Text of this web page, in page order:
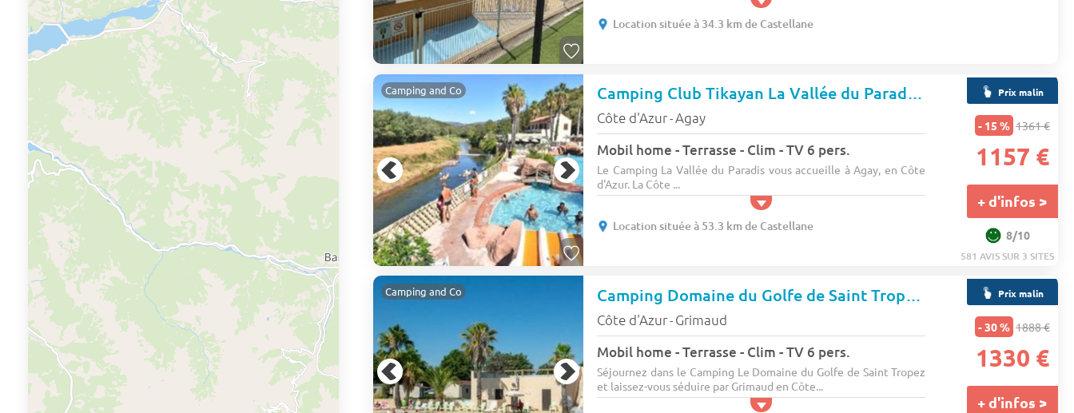
Location située à 34.3 km de Castellane
Camping and Co Camping Club Tikayan La Vallée du Paradis
Côte d'Azur-Agay
Mobil home - Terrasse - Clim - TV 6 pers.
Le Camping La Vallée du Paradis vous accueille à Agay, en Côte
d'Azur. La Côte ...
Location située à 53.3 km de Castellane
Prix malin
- 15 % 1361 €
1157 €
+ d'infos >
8/10
581 AVIS SUR 3 SITES
Camping and Co Camping Domaine du Golfe de Saint Tropez
Côte d'Azur- Grimaud
Mobil home - Terrasse - Clim - TV 6 pers.
Séjournez dans le Camping Le Domaine du Golfe de Saint Tropez
et laissez-vous séduire par Grimaud en Côte...
Prix malin
- 30 % 1888 €
1330 €
+ d'infos >